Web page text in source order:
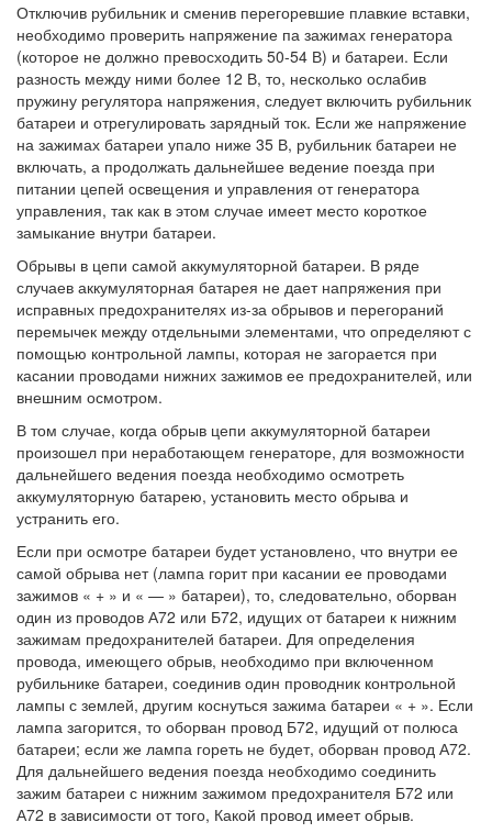
Отключив рубильник и сменив перегоревшие плавкие вставки,
необходимо проверить напряжение па зажимах генератора
(которое не должно превосходить 50-54 В) и батареи. Если
разность между ними более 12 В, то, несколько ослабив
пружину регулятора напряжения, следует включить рубильник
батареи и отрегулировать зарядный ток. Если же напряжение
на зажимах батареи упало ниже 35 В, рубильник батареи не
включать, а продолжать дальнейшее ведение поезда при
питании цепей освещения и управления от генератора
управления, так как в этом случае имеет место короткое
замыкание внутри батареи.
Обрывы в цепи самой аккумуляторной батареи. В ряде
случаев аккумуляторная батарея не дает напряжения при
исправных предохранителях из-за обрывов и перегораний
перемычек между отдельными элементами, что определяют с
помощью контрольной лампы, которая не загорается при
касании проводами нижних зажимов ее предохранителей, или
внешним осмотром.
В том случае, когда обрыв цепи аккумуляторной батареи
произошел при неработающем генераторе, для возможности
дальнейшего ведения поезда необходимо осмотреть
аккумуляторную батарею, установить место обрыва и
устранить его.
Если при осмотре батареи будет установлено, что внутри ее
самой обрыва нет (лампа горит при касании ее проводами
зажимов « + » и « — » батареи), то, следовательно, оборван
один из проводов А72 или Б72, идущих от батареи к нижним
зажимам предохранителей батареи. Для определения
провода, имеющего обрыв, необходимо при включенном
рубильнике батареи, соединив один проводник контрольной
лампы с землей, другим коснуться зажима батареи « + ». Если
лампа загорится, то оборван провод Б72, идущий от полюса
батареи; если же лампа гореть не будет, оборван провод А72.
Для дальнейшего ведения поезда необходимо соединить
зажим батареи с нижним зажимом предохранителя Б72 или
А72 в зависимости от того, Какой провод имеет обрыв.